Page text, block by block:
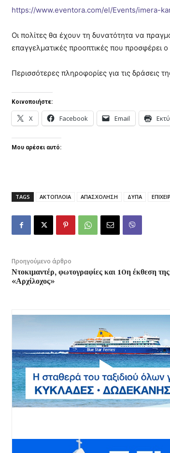
https://www.eventora.com/el/Events/imera-
Οι πολίτες θα έχουν τη δυνατότητα να
επαγγελματικές προοπτικές που προσφέρει
Περισσότερες πληροφορίες για τις δράσεις
Κοινοποιήστε:
X Facebook Email
Μου αρέσει αυτό:
TAGS ΑΚΤΟΠΛΟΙΑ ΑΠΑΣΧΟΛΗΣΗ ΔΥΠΑ
Προηγούμενο άρθρο
Ντοκιμαντέρ, φωτογραφίες και 10η έκθεση
«Αρχίλοχος»